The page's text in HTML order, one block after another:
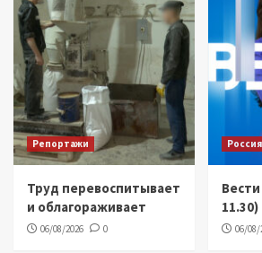
Репортажи
Труд перевоспитывает
и облагораживает
06/08/2026 0
11.30)
06/08/